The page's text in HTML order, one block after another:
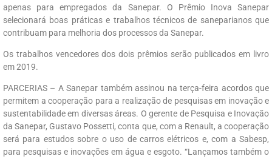
apenas para empregados da Sanepar. O Prêmio Inova Sanepar
selecionará boas práticas e trabalhos técnicos de saneparianos que
contribuam para melhoria dos processos da Sanepar.
Os trabalhos vencedores dos dois prêmios serão publicados em livro
em 2019.
PARCERIAS – A Sanepar também assinou na terça-feira acordos que
permitem a cooperação para a realização de pesquisas em inovação e
sustentabilidade em diversas áreas. O gerente de Pesquisa e Inovação
da Sanepar, Gustavo Possetti, conta que, com a Renault, a cooperação
será para estudos sobre o uso de carros elétricos e, com a Sabesp,
para pesquisas e inovações em água e esgoto. “Lançamos também o